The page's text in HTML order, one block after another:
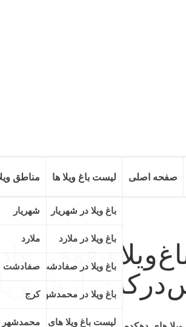
صفحه اصلی لیست باغ ویلا ها مناطق
لوکس در کردزار شهریار
های دهکده کردزار
را امروز می خواهیم
لازم در مورد امکانات و ویژگی ها این باغ ویلا